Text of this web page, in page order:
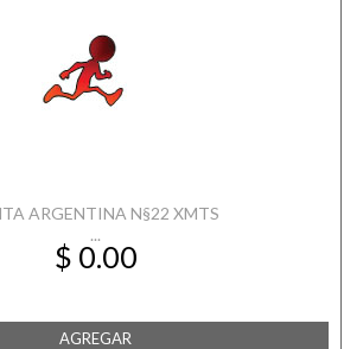
ARGENTINA N§22 XMTS
...
$ 0.00
AGREGAR